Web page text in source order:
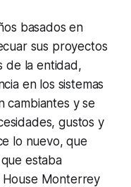
basados en
sus proyectos
de la entidad,
en los sistemas
cambiantes y se
gustos y
lo nuevo, que
estaba
House Monterrey